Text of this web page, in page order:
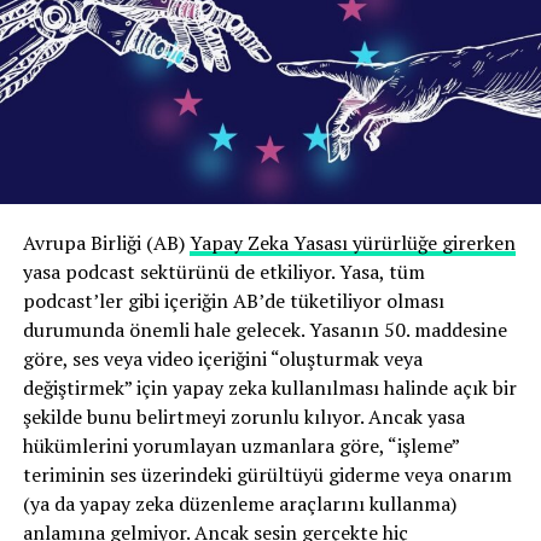
deneyimler ve üretim biçimlerinin örnekleme
yansıtılması hedeflendi. Böylece araştırma, Türkiye
podcast ekosistemini tek bir üretici veya kurum tipinin
deneyimine dayandırmak yerine, sektörün farklı iş
modellerini ve kullanım biçimlerini mümkün olduğunca
geniş bir perspektiften değerlendirmeyi amaçladı.
yalnızca bağımsız yayıncıların deneyimleri üzerinden
değil, üretimden dağıtıma, kurumsal iletişimden
girişimciliğe kadar ekosistemin farklı bileşenleri
üzerinden karşılaştırmalı biçimde incelenmesi mümkün
oldu.
Podcast ekonomisinin temel sorunu gelir
modeli eksikliği değil
Araştırmanın dikkat çekici sonuçlarından biri Türkiye’de
oynatıcı
Dinleyiciler zaten reklamları atlamıyor mu?
Bunun sadece dinleyici davranışını taklit etmek olduğu
da savunulabilir; sonuçta dinleyiciler bazen reklamları
atlıyorlar.
Ancak, dinleyiciler podcast’lerdeki reklamları
atlayabiliyor ve bunu düzenli olarak iddia ediyorlar;
ancak podcast analiz şirketi Bumper’ın anket verileri
yerine gerçek hayattaki davranışlara bakarak yaptığı
Avrupa Birliği (AB)Yapay Zeka Yasası yürürlüğe girerken
yasa podcast sektürünü de etkiliyor. Yasa, tüm
podcast’ler gibi içeriğin AB’de tüketiliyor olması
durumunda önemli hale gelecek. Yasanın 50. maddesine
göre, ses veya video içeriğini “oluşturmak veya
değiştirmek” için yapay zeka kullanılması halinde açık bir
şekilde bunu belirtmeyi zorunlu kılıyor. Ancak yasa
hükümlerini yorumlayan uzmanlara göre, “işleme”
teriminin ses üzerindeki gürültüyü giderme veya onarım
(ya da yapay zeka düzenleme araçlarını kullanma)
anlamına gelmiyor. Ancak sesin gerçekte hiç